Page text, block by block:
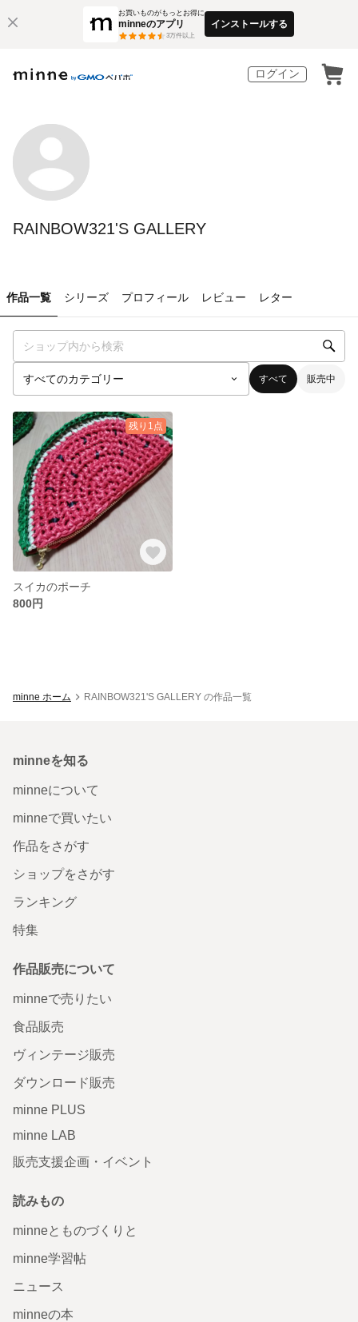
お買いものがもっとお得に
minneのアプリ
3万件以上
インストールする
ログイン
RAINBOW321'S GALLERY
作品一覧 シリーズ プロフィール レビュー レター
すべて 販売中
残り1点
スイカのポーチ
800円
minne ホーム RAINBOW321'S GALLERY の作品一覧
minneを知る
minneについて
minneで買いたい
作品をさがす
ショップをさがす
ランキング
特集
作品販売について
minneで売りたい
食品販売
ヴィンテージ販売
ダウンロード販売
minne PLUS
minne LAB
販売支援企画・イベント
読みもの
minneとものづくりと
minne学習帖
ニュース
minneの本